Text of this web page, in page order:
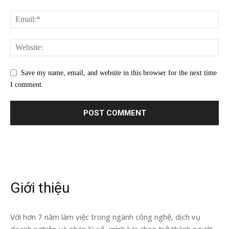
Save my name, email, and website in this browser for the next time
I comment.
Giới thiệu
Với hơn 7 năm làm việc trong ngành công nghệ, dịch vụ